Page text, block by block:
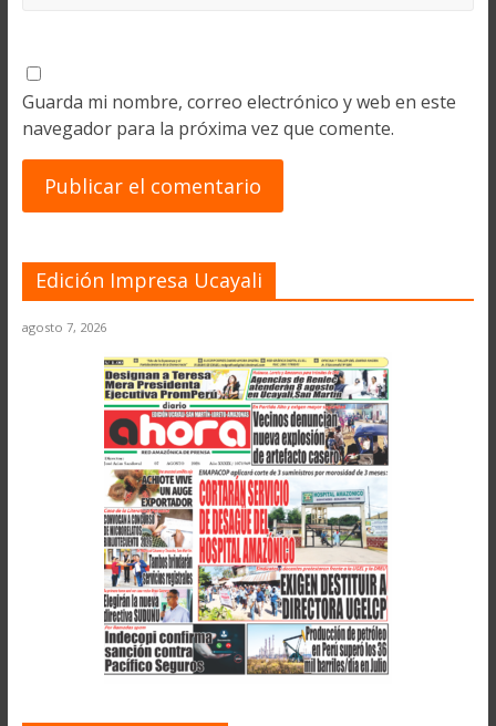
Guarda mi nombre, correo electrónico y web en este
navegador para la próxima vez que comente.
Edición Impresa Ucayali
agosto 7, 2026